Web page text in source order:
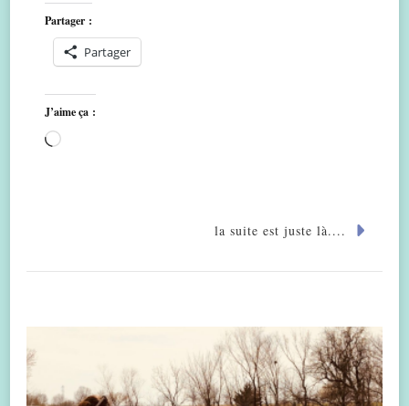
Partager :
Partager
J’aime ça :
Chargement…
la suite est juste là....